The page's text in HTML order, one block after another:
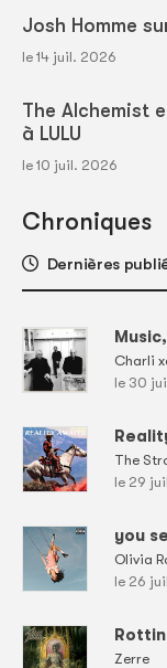
Josh Homme
le 14 juil. 2026
The Alchemist
à LULU
le 10 juil. 2026
Chroniques
Dernières
Charli
le 30
The
le 29
you
Olivia
le 26
Zerre